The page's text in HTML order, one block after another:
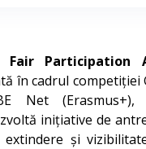
Fair Participation
în cadrul competiției
Net (Erasmus+),
inițiative de
și